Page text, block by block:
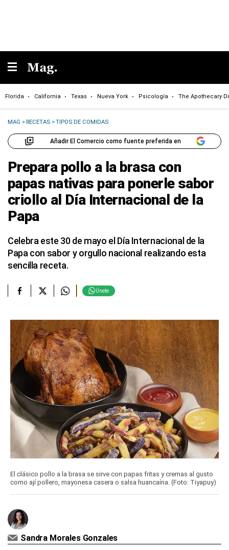
Florida California Texas Nueva York Psicología The Apothecary
MAG >RECETAS >TIPOS DE COMIDAS
Añadir El Comercio como fuente preferida en
Prepara pollo a la brasa con
papas nativas para ponerle sabor
criollo al Día Internacional de la
Papa
Celebra este 30 de mayo el Día Internacional de la
Papa con sabor y orgullo nacional realizando esta
sencilla receta.
Únete
El clásico pollo a la brasa se sirve con papas fritas y cremas al gusto
como ají pollero, mayonesa casera o salsa huancaína. (Foto: Tiyapuy)
Sandra Morales Gonzales